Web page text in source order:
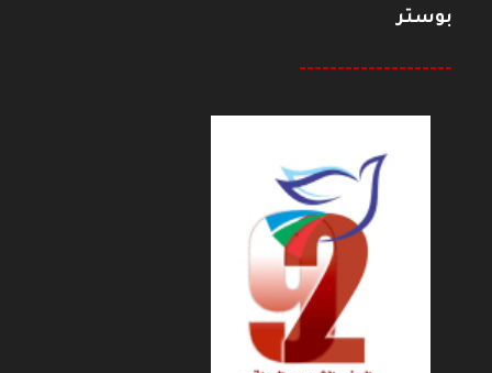
بوستر
--------------------